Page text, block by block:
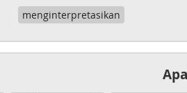
menginterpretasikan